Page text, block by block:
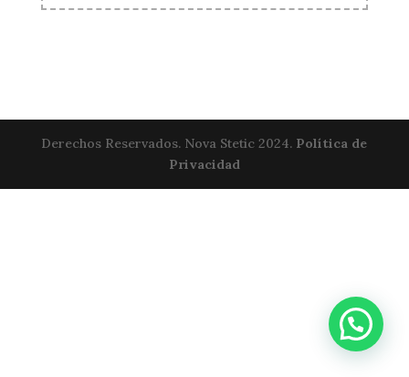
Derechos Reservados. Nova Stetic 2024. Política de
Privacidad